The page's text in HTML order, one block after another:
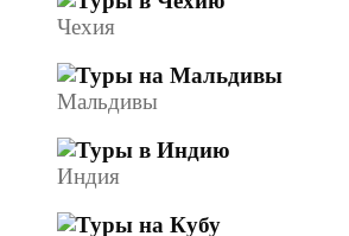
Чехия
Мальдивы
Индия